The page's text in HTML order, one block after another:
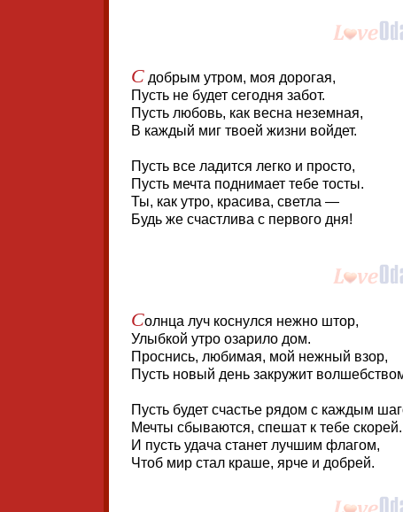
С добрым утром, моя дорогая,
Пусть не будет сегодня забот.
Пусть любовь, как весна неземная,
В каждый миг твоей жизни войдет.
Пусть все ладится легко и просто,
Пусть мечта поднимает тебе тосты.
Ты, как утро, красива, светла —
Будь же счастлива с первого дня!
Солнца луч коснулся нежно штор,
Улыбкой утро озарило дом.
Проснись, любимая, мой нежный взор,
Пусть новый день закружит
Пусть будет счастье рядом с каждым
Мечты сбываются, спешат к тебе скорей.
И пусть удача станет лучшим флагом,
Чтоб мир стал краше, ярче и добрей.